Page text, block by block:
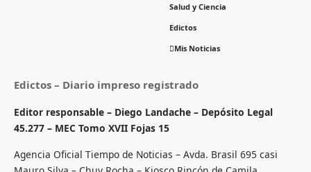
Salud y Ciencia
Edictos
Mis Noticias
Edictos – Diario impreso registrado
Editor responsable – Diego Landache – Depósito Legal
45.277 – MEC Tomo XVII Fojas 15
Agencia Oficial Tiempo de Noticias – Avda. Brasil 695 casi